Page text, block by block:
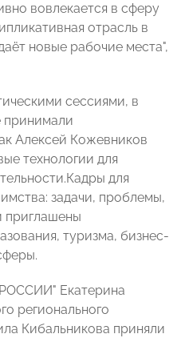
вовлекается в сферу
отрасль в
новые рабочие места",
сессиями, в
принимали
Алексей Кожевников
технологии для
для
задачи, проблемы,
приглашены
туризма, бизнес-
Екатерина
регионального
Кибальникова приняли